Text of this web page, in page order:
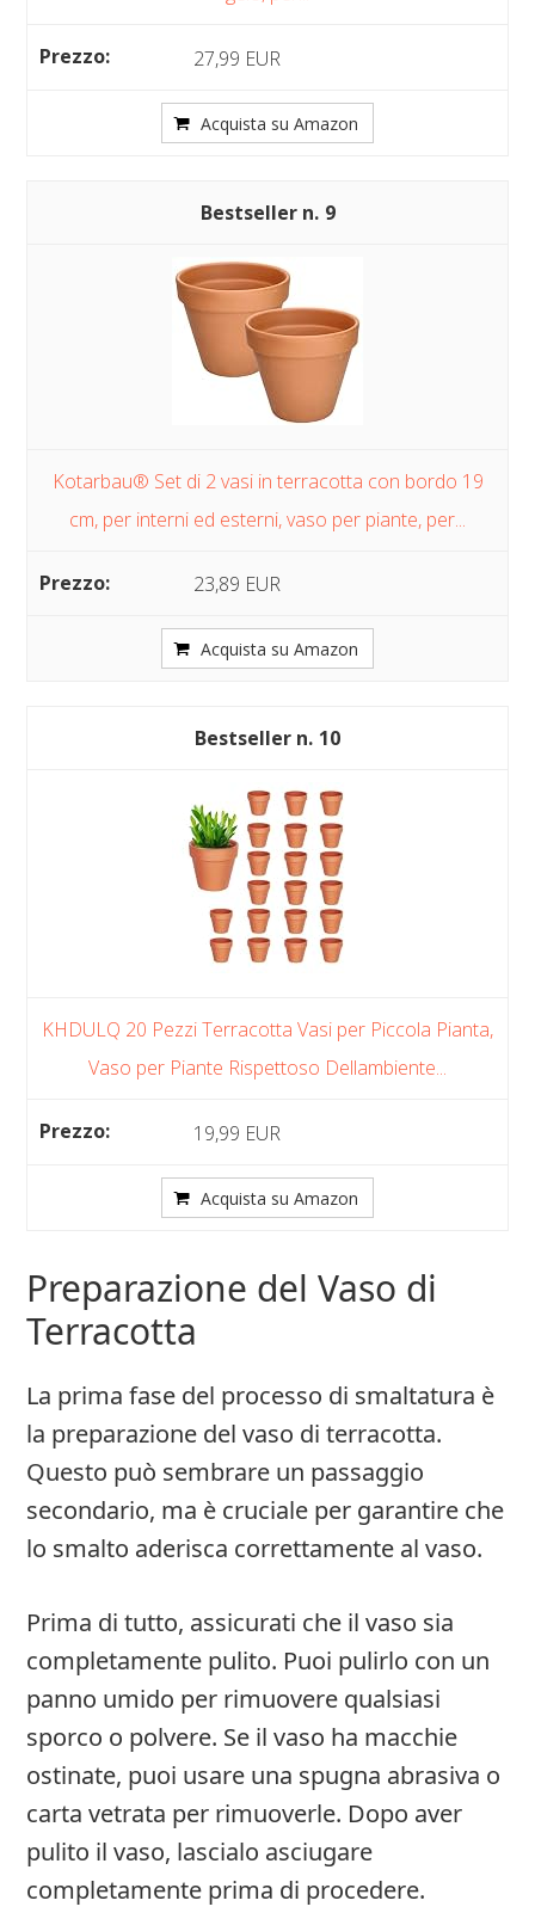
27,99 EUR
Acquista su Amazon
9
Kotarbau® Set di 2 vasi in terracotta con bordo 19
cm, per interni ed esterni, vaso per piante, per...
23,89 EUR
Acquista su Amazon
10
KHDULQ 20 Pezzi Terracotta Vasi per Piccola Pianta,
Vaso per Piante Rispettoso Dellambiente...
19,99 EUR
Acquista su Amazon
Preparazione del Vaso di
Terracotta
La prima fase del processo di smaltatura è
la preparazione del vaso di terracotta.
Questo può sembrare un passaggio
secondario, ma è cruciale per garantire che
lo smalto aderisca correttamente al vaso.
Prima di tutto, assicurati che il vaso sia
completamente pulito. Puoi pulirlo con un
panno umido per rimuovere qualsiasi
sporco o polvere. Se il vaso ha macchie
ostinate, puoi usare una spugna abrasiva o
carta vetrata per rimuoverle. Dopo aver
pulito il vaso, lascialo asciugare
completamente prima di procedere.